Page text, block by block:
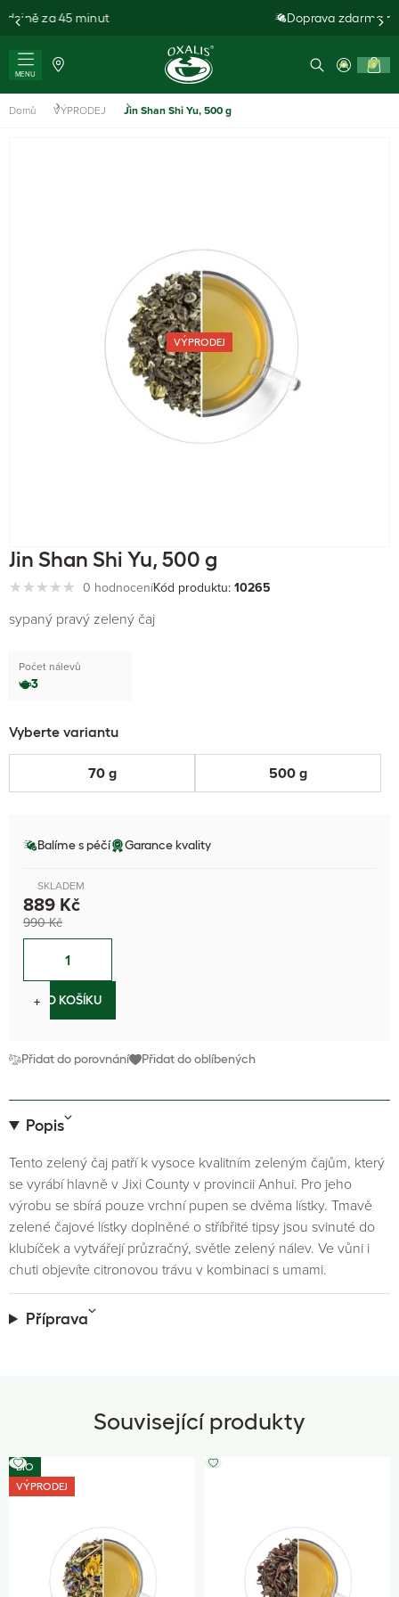
Doprava zdarma při nákupu nad 1 000
MENU
0
Domů VÝPRODEJ Jin Shan Shi Yu, 500 g
VÝPRODEJ
Jin Shan Shi Yu, 500 g
0 hodnoceníKód produktu: 10265
sypaný pravý zelený čaj
Počet nálevů
3
Vyberte variantu
70 g 500 g
Balíme s péčí Garance kvality
SKLADEM
889 Kč
990 Kč
−
+DO KOŠÍKU
Přidat do porovnání Přidat do oblíbených
Popis
Tento zelený čaj patří k vysoce kvalitním zeleným čajům, který
se vyrábí hlavně v Jixi County v provincii Anhui. Pro jeho
výrobu se sbírá pouze vrchní pupen se dvěma lístky. Tmavě
zelené čajové lístky doplněné o stříbřité tipsy jsou svinuté do
klubíček a vytvářejí průzračný, světle zelený nálev. Ve vůni i
chuti objevíte citronovou trávu v kombinaci s umami.
Příprava
Související produkty
BIO
VÝPRODEJ